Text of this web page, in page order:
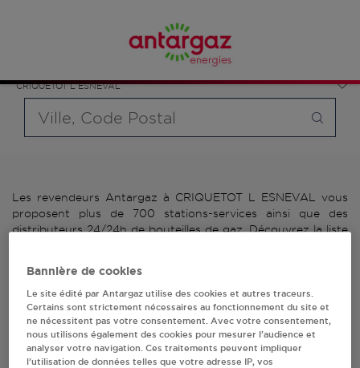
CRIQUETOT L ESNEVAL
bouteille souhaité et le type de point de vente (revendeur /
distributeur automatique de bouteilles de gaz ou station GPL
carburant)
Les revendeurs Antargaz à CRIQUETOT L ESNEVAL vous
proposent plus de 700 stations-services ainsi que des
distributeurs 24/24h de bouteilles de gaz. Découvrez la liste
distributeurs de bouteilles de gaz.
2 revendeur(s) Antargaz
à CRIQUETOT L
Bannière de cookies
Le site édité par Antargaz utilise des cookies et autres traceurs.
Certains sont strictement nécessaires au fonctionnement du site et
ne nécessitent pas votre consentement. Avec votre consentement,
nous utilisons également des cookies pour mesurer l’audience et
analyser votre navigation. Ces traitements peuvent impliquer
l’utilisation de données telles que votre adresse IP, vos